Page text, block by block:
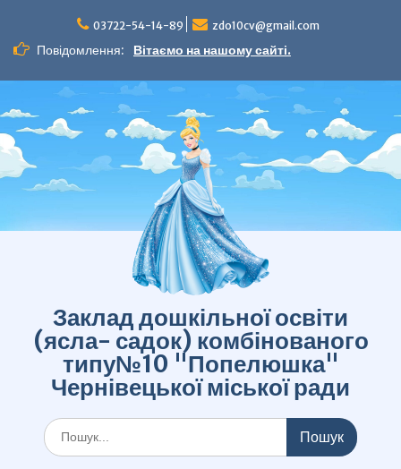
вмісту
03722-54-14-89 zdo10cv@gmail.com
Повідомлення: Вітаємо на нашому сайті.
Заклад дошкільної освіти
(ясла- садок) комбінованого
типу№10 "Попелюшка"
Чернівецької міської ради
Шукати: